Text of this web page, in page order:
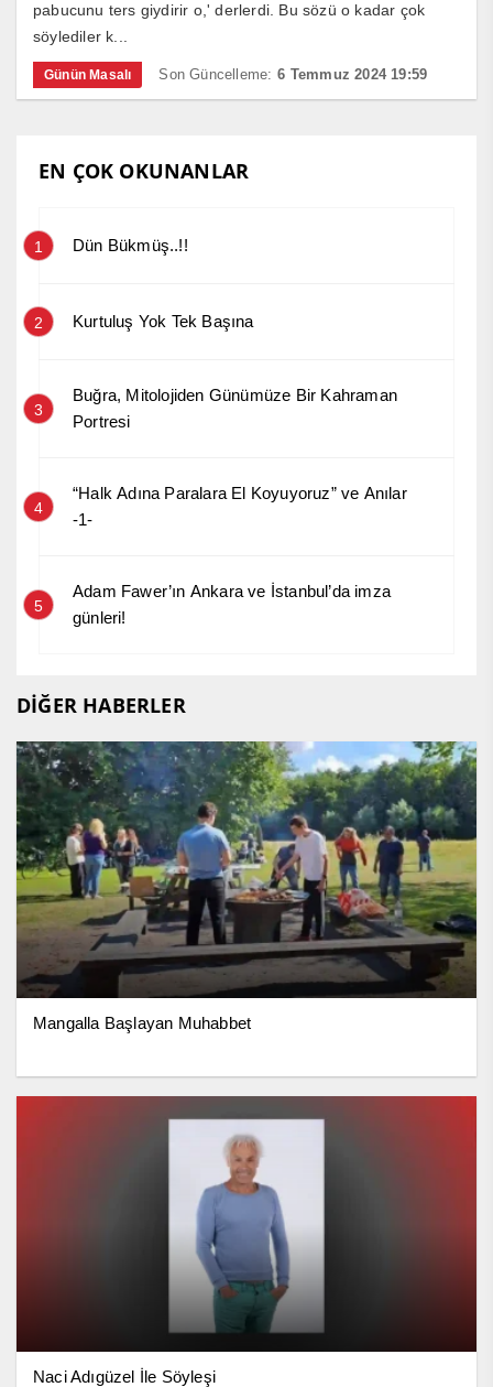
pabucunu ters giydirir o,' derlerdi. Bu sözü o kadar çok
söylediler k...
Günün Masalı Son Güncelleme: 6 Temmuz 2024 19:59
EN ÇOK OKUNANLAR
1 Dün Bükmüş..!!
2 Kurtuluş Yok Tek Başına
3
Buğra, Mitolojiden Günümüze Bir Kahraman
Portresi
4
“Halk Adına Paralara El Koyuyoruz” ve Anılar
-1-
5
Adam Fawer’ın Ankara ve İstanbul’da imza
günleri!
DİĞER HABERLER
Mangalla Başlayan Muhabbet
Naci Adıgüzel İle Söyleşi